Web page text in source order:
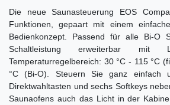
Die neue Saunasteuerung EOS
Funktionen, gepaart mit einem
Bedienkonzept. Passend für alle Bi-O
Schaltleistung erweiterbar mit
Temperaturregelbereich: 30 °C - 115 °C
°C (Bi-O). Steuern Sie ganz einfach
Direktwahltasten und sechs Softkeys
Saunaofens auch das Licht in der